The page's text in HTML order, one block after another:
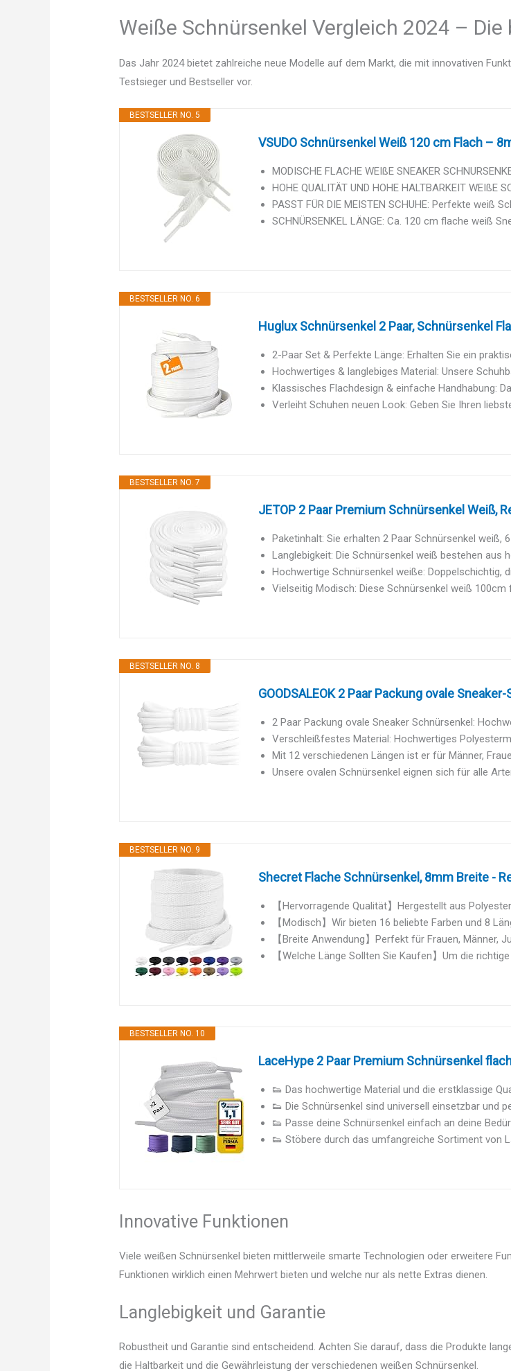
Weiße Schnürsenkel Vergleich 2024 –
Das Jahr 2024 bietet zahlreiche neue Modelle auf dem Markt, die mit innovativen
Testsieger und Bestseller vor.
BESTSELLER NO. 5
VSUDO Schnürsenkel Weiß 120 cm Flach –
MODISCHE FLACHE WEIßE SNEAKER
HOHE QUALITÄT UND HOHE HALTBARKEIT
PASST FÜR DIE MEISTEN SCHUHE: Perfekte weiß
SCHNÜRSENKEL LÄNGE: Ca. 120 cm flache weiß
BESTSELLER NO. 6
Huglux Schnürsenkel 2 Paar, Schnürsenkel
2-Paar Set & Perfekte Länge: Erhalten Sie ein
Hochwertiges & langlebiges Material: Unsere
Klassisches Flachdesign & einfache Handhabung:
Verleiht Schuhen neuen Look: Geben Sie Ihren
BESTSELLER NO. 7
JETOP 2 Paar Premium Schnürsenkel Weiß,
Paketinhalt: Sie erhalten 2 Paar Schnürsenkel weiß,
Langlebigkeit: Die Schnürsenkel weiß bestehen
Hochwertige Schnürsenkel weiße: Doppelschichtig,
Vielseitig Modisch: Diese Schnürsenkel weiß
BESTSELLER NO. 8
GOODSALEOK 2 Paar Packung ovale
2 Paar Packung ovale Sneaker Schnürsenkel:
Verschleißfestes Material: Hochwertiges
Mit 12 verschiedenen Längen ist er für Männer,
Unsere ovalen Schnürsenkel eignen sich für alle
BESTSELLER NO. 9
Shecret Flache Schnürsenkel, 8mm Breite -
【Hervorragende Qualität】Hergestellt aus
【Modisch】Wir bieten 16 beliebte Farben und 8
【Breite Anwendung】Perfekt für Frauen, Männer,
【Welche Länge Sollten Sie Kaufen】Um die
BESTSELLER NO. 10
LaceHype 2 Paar Premium Schnürsenkel
👟 Das hochwertige Material und die erstklassige
👟 Die Schnürsenkel sind universell einsetzbar und
👟 Passe deine Schnürsenkel einfach an deine
👟 Stöbere durch das umfangreiche Sortiment von
Innovative Funktionen
Viele weißen Schnürsenkel bieten mittlerweile smarte Technologien oder erweitere
Funktionen wirklich einen Mehrwert bieten und welche nur als nette Extras dienen.
Langlebigkeit und Garantie
Robustheit und Garantie sind entscheidend. Achten Sie darauf, dass die Produkte
die Haltbarkeit und die Gewährleistung der verschiedenen weißen Schnürsenkel.